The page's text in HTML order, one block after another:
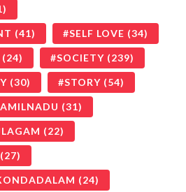
(41) SELF LOVE (34)
(24) SOCIETY (239)
(30) STORY (54)
(31)
(22)
(27)
(24)